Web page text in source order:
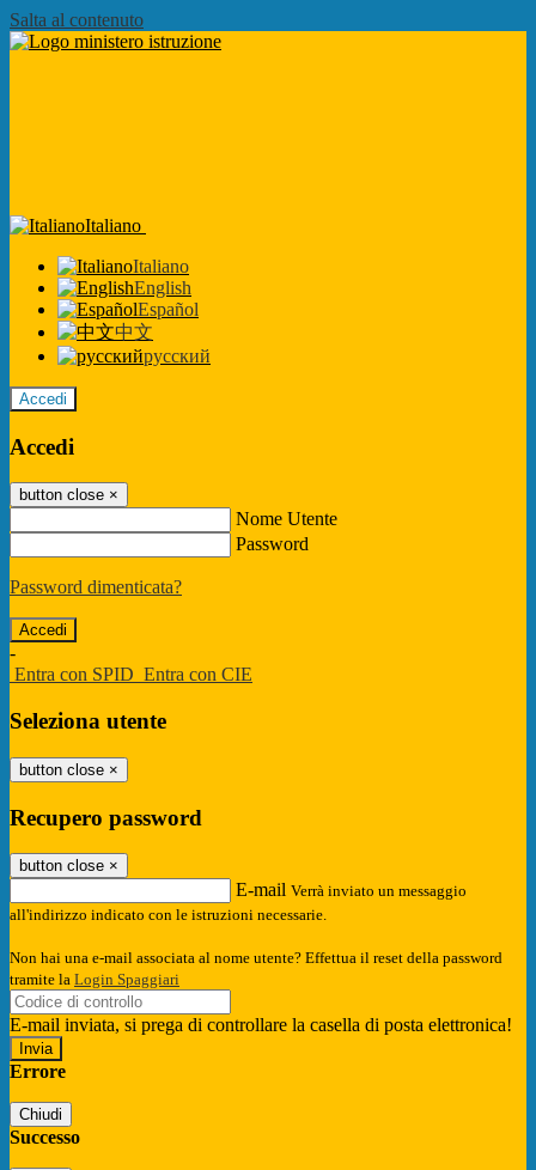
Salta al contenuto
Italiano
Italiano
English
Español
中文
русский
Accedi
Accedi
button close ×
Nome Utente
Password
Password dimenticata?
-
Entra con SPID Entra con CIE
Seleziona utente
button close ×
Recupero password
button close ×
E-mail Verrà inviato un messaggio
all'indirizzo indicato con le istruzioni necessarie.
Non hai una e-mail associata al nome utente? Effettua il reset della password
tramite la Login Spaggiari
E-mail inviata, si prega di controllare la casella di posta elettronica!
Errore
Chiudi
Successo